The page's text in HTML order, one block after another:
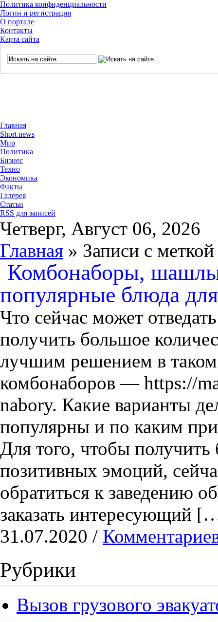
Политика конфиденциальности
Логин и регистрация
О портале
Контакты
Карта сайта
Главная
Short news
Мир
Политика
Бизнес
Техно
Экономика
Факты
Галерея
Статьи
RSS для записей
Четверг, Август 06, 2026
Главная » Записи с
Комбонаборы,
популярные блюда для
Что сейчас может
получить большое
лучшим решением в таком
комбонаборов — https://
nabory. Какие варианты
популярны и по каким
Для того, чтобы получить
позитивных эмоций,
обратиться к заведению
заказать интересующий
31.07.2020 /
Рубрики
Вызов грузового